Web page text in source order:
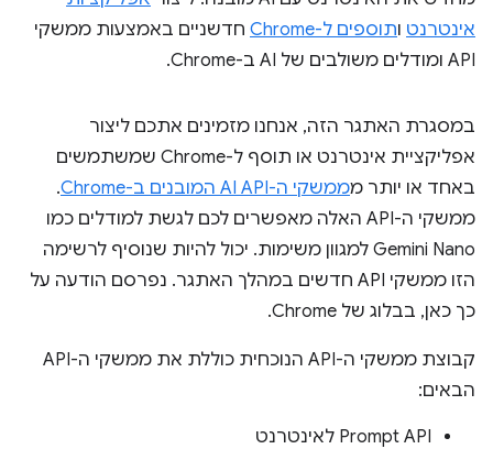
אינטרנט ותוספים ל-Chrome
חדשניים באמצעות ממשקי
API ומודלים משולבים של AI ב-Chrome.
במסגרת האתגר הזה, אנחנו מזמינים אתכם ליצור
אפליקציית אינטרנט או תוסף ל-Chrome שמשתמשים
באחד או יותר מממשקי ה-AI API המובנים ב-Chrome
.
ממשקי ה-API האלה מאפשרים לכם לגשת למודלים כמו
Gemini Nano למגוון משימות. יכול להיות שנוסיף לרשימה
הזו ממשקי API חדשים במהלך האתגר. נפרסם הודעה על
כך כאן, בבלוג של Chrome.
קבוצת ממשקי ה-API הנוכחית כוללת את ממשקי ה-API
הבאים:
Prompt API לאינטרנט